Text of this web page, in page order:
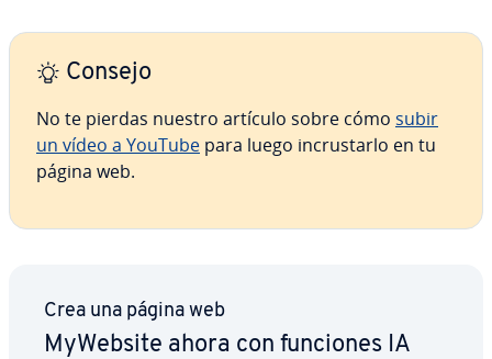
Consejo
No te pierdas nuestro artículo sobre cómo subir
un vídeo a YouTube para luego in­cru­s­tar­lo en tu
página web.
Crea una página web
MyWebsite ahora con funciones IA